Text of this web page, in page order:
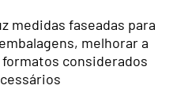
medidas faseadas para
melhorar a
considerados